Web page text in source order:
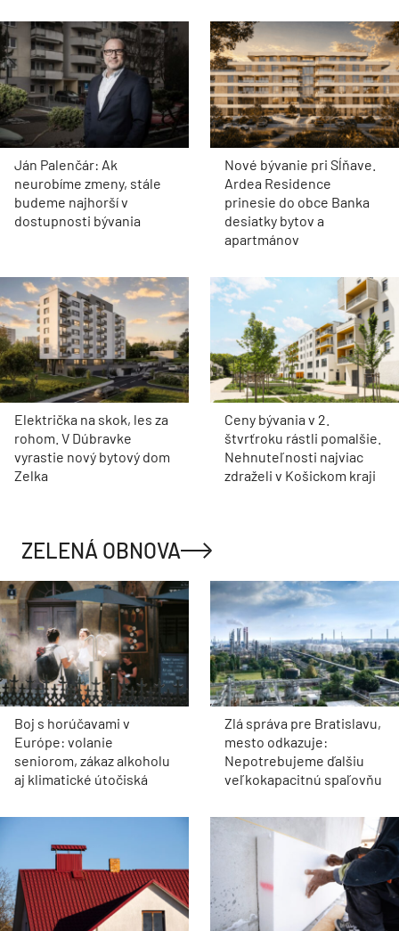
Ján Palenčár: Ak
neurobíme zmeny, stále
budeme najhorší v
dostupnosti bývania
Nové bývanie pri Sĺňave.
Ardea Residence
prinesie do obce Banka
desiatky bytov a
apartmánov
Električka na skok, les za
rohom. V Dúbravke
vyrastie nový bytový dom
Zelka
Ceny bývania v 2.
štvrťroku rástli pomalšie.
Nehnuteľnosti najviac
zdraželi v Košickom kraji
ZELENÁ OBNOVA
Boj s horúčavami v
Európe: volanie
seniorom, zákaz alkoholu
aj klimatické útočiská
Zlá správa pre Bratislavu,
mesto odkazuje:
Nepotrebujeme ďalšiu
veľkokapacitnú spaľovňu